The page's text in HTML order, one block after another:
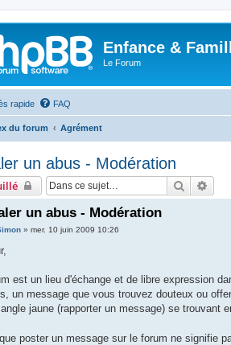
Enfance &
Le Forum
rapide FAQ
du forum Agrément
un abus - Modération
un abus - Modération
» mer. 10 juin 2009 10:26
est un lieu d'échange et de libre expression
un message que vous trouvez douteux ou
jaune (rapporter un message) se trouvant
poster un message sur le forum ne signifie